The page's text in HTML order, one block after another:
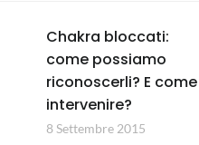
Chakra bloccati:
come possiamo
riconoscerli? E come
intervenire?
8 Settembre 2015